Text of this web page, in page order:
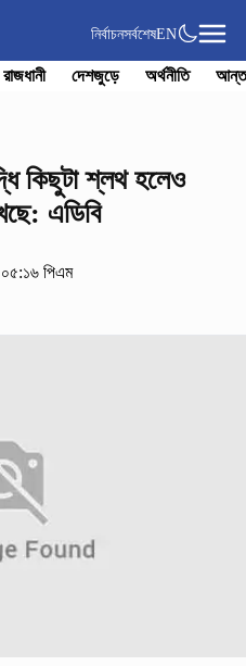
নির্বাচনসর্বশেষEN
রাজধানী দেশজুড়ে অর্থনীতি
কিছুটা শ্লথ হলেও
এডিবি
পিএম